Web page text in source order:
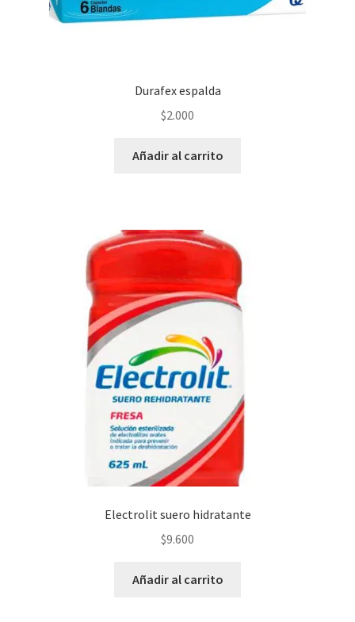
Durafex espalda
$2.000
Añadir al carrito
Electrolit suero hidratante
$9.600
Añadir al carrito